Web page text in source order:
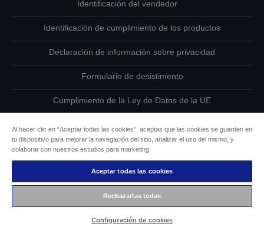
Identificación del vendedor
Identificación de cumplimiento de los productos
Declaración de información sobre privacidad
Formulario de desistimento
Cumplimiento de la Ley de Datos de la UE
Información sobre cookies
Compromiso de accesibilidad de Epson
Copyright © 2026 Seiko Epson
Al hacer clic en “Aceptar todas las cookies”, aceptas que las cookies se guarden en
tu dispositivo para mejorar la navegación del sitio, analizar el uso del mismo, y
colaborar con nuestros estudios para marketing.
Aceptar todas las cookies
Rechazarlas todas
Configuración de cookies